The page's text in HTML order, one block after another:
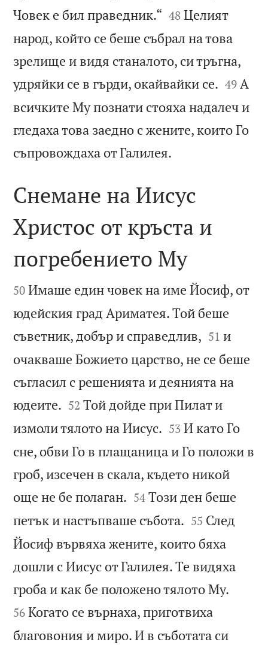
Човек е бил праведник.“ 

48 Целият
народ, който се беше събрал на това
зрелище и видя станалото, си тръгна,
удряйки се в гърди, окайвайки се. 

49 А
всичките Му познати стояха надалеч и
гледаха това заедно с жените, които Го
съпровождаха от Галилея.

Снемане на Иисус
Христос от кръста и
погребението Му

50 Имаше един човек на име Йосиф, от
юдейския град Ариматея. Той беше
съветник, добър и справедлив, 

51 и
очакваше Божието царство, не се беше
съгласил с решенията и деянията на
юдеите. 

52 Той дойде при Пилат и
измоли тялото на Иисус. 

53 И като Го
сне, обви Го в плащаница и Го положи в
гроб, изсечен в скала, където никой
още не бе полаган. 

54 Този ден беше
петък и настъпваше събота. 

55 След
Йосиф вървяха жените, които бяха
дошли с Иисус от Галилея. Те видяха
гроба и как бе положено тялото Му.
56 Когато се върнаха, приготвиха
благовония и миро. И в съботата си